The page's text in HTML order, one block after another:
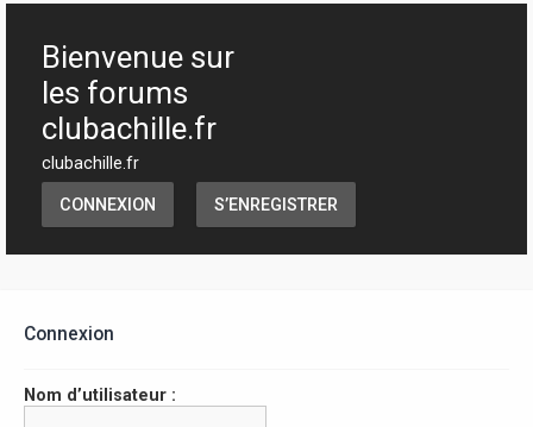
h
Bienvenue sur
les forums
clubachille.fr
clubachille.fr
CONNEXION S’ENREGISTRER
Connexion
Nom d’utilisateur :